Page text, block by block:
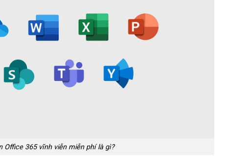
Office 365 vĩnh viễn miễn phí là gì?